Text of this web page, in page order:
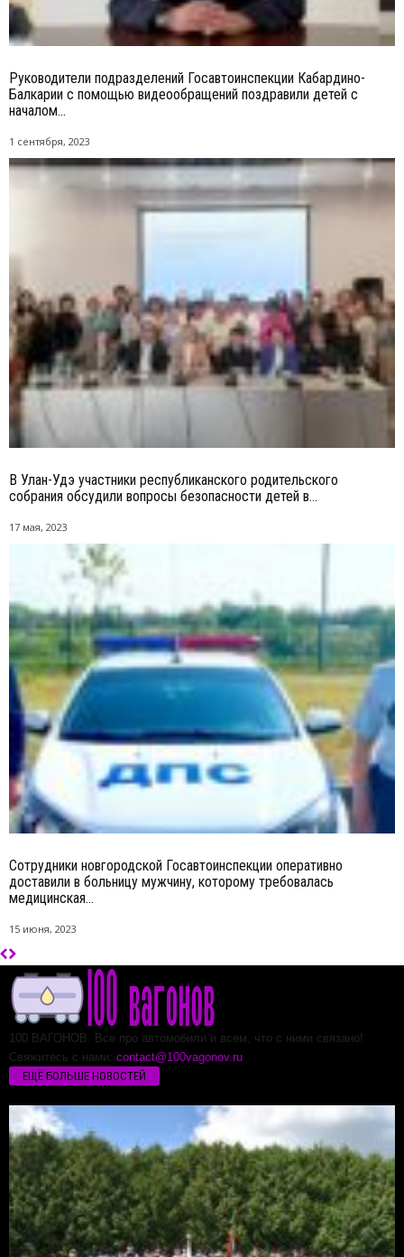
Руководители подразделений Госавтоинспекции Кабардино-
Балкарии с помощью видеообращений поздравили детей с
началом...
1 сентября, 2023
В Улан-Удэ участники республиканского родительского
собрания обсудили вопросы безопасности детей в...
17 мая, 2023
Сотрудники новгородской Госавтоинспекции оперативно
доставили в больницу мужчину, которому требовалась
медицинская...
15 июня, 2023
100 ВАГОНОВ. Все про автомобили и всем, что с ними связано!
Свяжитесь с нами: contact@100vagonov.ru
ЕЩЁ БОЛЬШЕ НОВОСТЕЙ